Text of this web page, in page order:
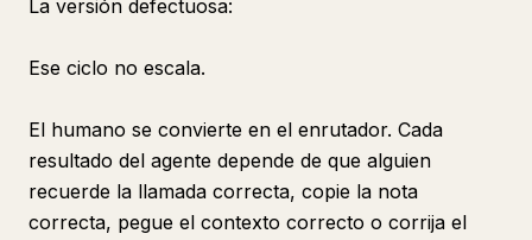
La versión defectuosa:
Ese ciclo no escala.
El humano se convierte en el enrutador. Cada
resultado del agente depende de que alguien
recuerde la llamada correcta, copie la nota
correcta, pegue el contexto correcto o corrija el